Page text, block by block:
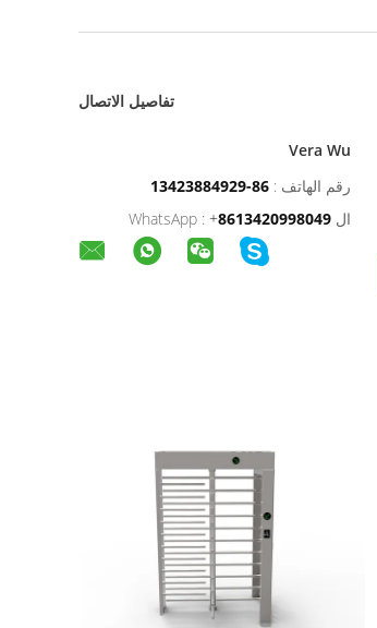
تفاصيل الاتصال
Vera Wu
رقم الهاتف : 86-13423884929
ال WhatsApp :
+8613420998049